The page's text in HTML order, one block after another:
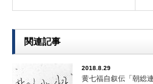
関連記事
2018.8.29
黄七福自叙伝「朝総